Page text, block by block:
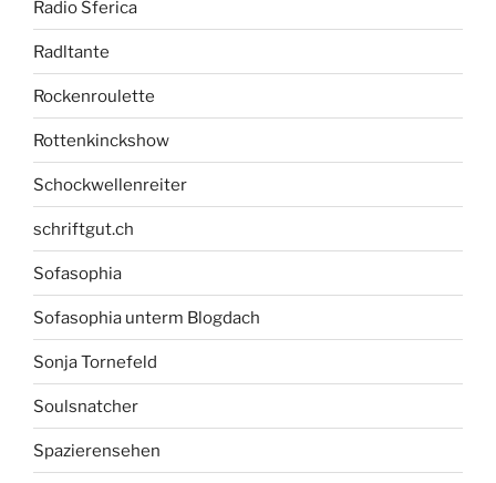
Radio Sferica
Radltante
Rockenroulette
Rottenkinckshow
Schockwellenreiter
schriftgut.ch
Sofasophia
Sofasophia unterm Blogdach
Sonja Tornefeld
Soulsnatcher
Spazierensehen